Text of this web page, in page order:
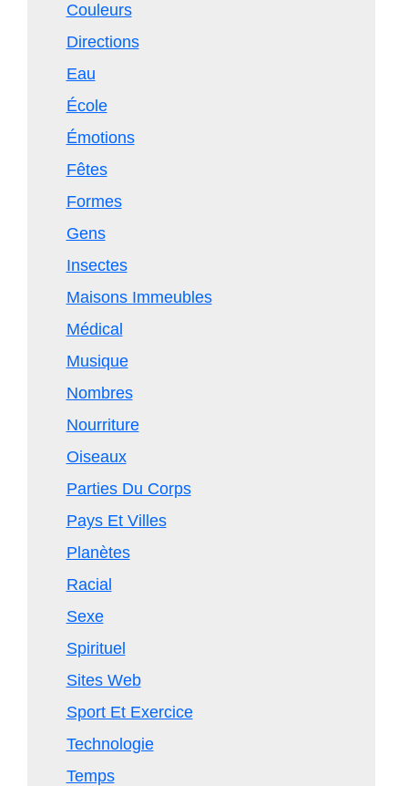
Couleurs
Directions
Eau
École
Émotions
Fêtes
Formes
Gens
Insectes
Maisons Immeubles
Médical
Musique
Nombres
Nourriture
Oiseaux
Parties Du Corps
Pays Et Villes
Planètes
Racial
Sexe
Spirituel
Sites Web
Sport Et Exercice
Technologie
Temps